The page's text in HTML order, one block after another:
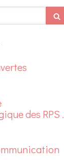
des RPS :